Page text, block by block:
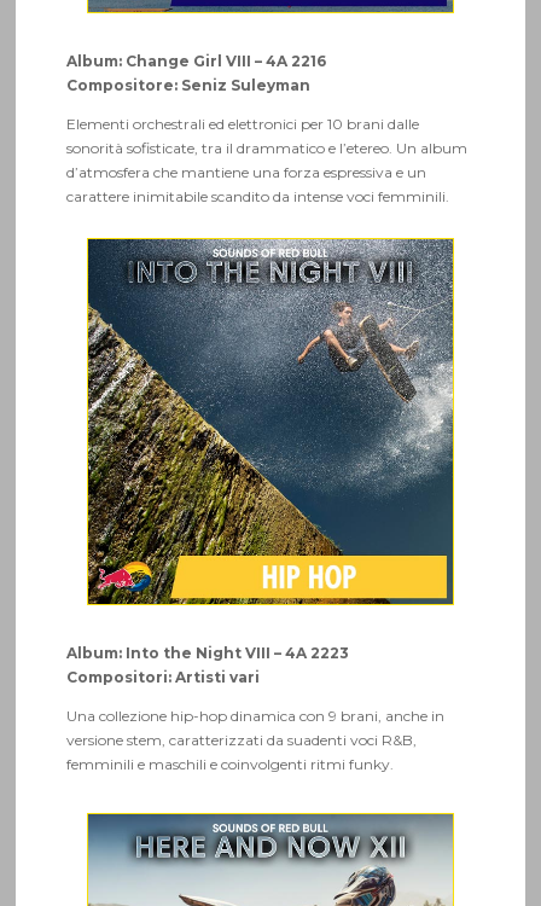
Album: Change Girl VIII – 4A 2216
Compositore: Seniz Suleyman
Elementi orchestrali ed elettronici per 10 brani dalle
sonorità sofisticate, tra il drammatico e l’etereo. Un album
d’atmosfera che mantiene una forza espressiva e un
carattere inimitabile scandito da intense voci femminili.
Album: Into the Night VIII – 4A 2223
Compositori: Artisti vari
Una collezione hip-hop dinamica con 9 brani, anche in
versione stem, caratterizzati da suadenti voci R&B,
femminili e maschili e coinvolgenti ritmi funky.